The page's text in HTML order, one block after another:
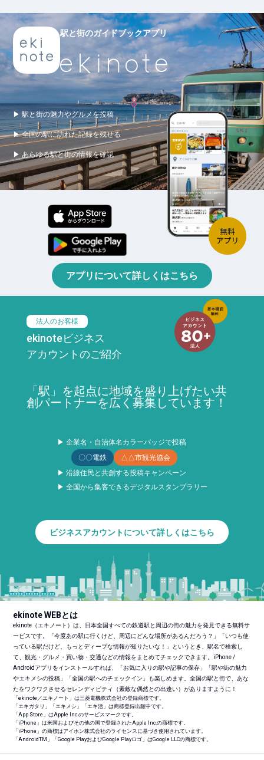
駅と街のガイドブックアプリ
▶ 駅と街の魅力やグルメを投稿
▶ 全国の駅に訪れた記録を残せる
▶ あらゆる駅と街の情報を確認
アプリについて詳しくはこちら
法人のお客様
ekinoteビジネス
アカウントのご紹介
「駅」を起点に地域を盛り上げたい共
創パートナーを広く募集しています！
▶ 企業名・自治体名カラーバッジで投稿
〇〇電鉄
△△市観光協会
▶ 沿線住民と共創する投稿キャンペーン
▶ 全国から集客できるデジタルスタンプラリー
ビジネスアカウントについて詳しくはこちら
ekinote WEBとは
ekinote（エキノート）は、日本全国すべての鉄道駅と周辺の街の魅力を発見できる無料サ
ービスです。「今度あの駅に行くけど、周辺にどんな場所があるんだろう？」「いつも使
っている駅だけど、もっとディープな情報が知りたいな！」というとき、駅名で検索し
て、観光・グルメ・買い物・交通などの情報をまとめてチェックできます。iPhone /
Androidアプリをインストールすれば、「お気に入りの駅や記事の保存」「駅や街の魅力
やエキメシの投稿」「全国の駅へのチェックイン」も楽しめます。全国の駅と街で、あな
たをワクワクさせるセレンディピティ（素敵な偶然との出逢い）がありますように！
「ekinote／エキノート」は三菱電機株式会社の登録商標です。
「エキガタリ」「エキメシ」「エキ活」は商標登録出願中です。
「App Store」はApple Inc.のサービスマークです。
「iPhone」は米国およびその他の国で登録されたApple Inc.の商標です。
「iPhone」の商標はアイホン株式会社のライセンスに基づき使用されています。
「AndroidTM 」「Google PlayおよびGoogle Playロゴ」はGoogle LLCの商標です。